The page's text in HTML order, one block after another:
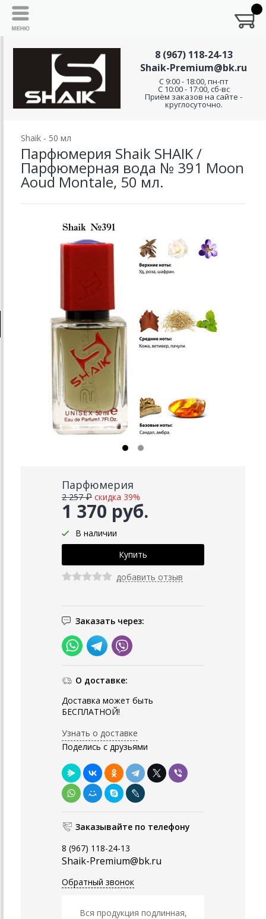
8 (967) 118-24-13
Shaik-Premium@bk.ru
C 9:00 - 18:00, пн-пт
С 10:00 - 17:00, сб-вс
Приём заказов на сайте -
круглосуточно.
Shaik - 50 мл
Парфюмерия Shaik SHAIK /
Парфюмерная вода № 391 Moon
Aoud Montale, 50 мл.
Парфюмерия
1 370 руб.
2 257 ₽ скидка 39%
В наличии
добавить отзыв
Заказать через:
О доставке:
Доставка может быть
БЕСПЛАТНОЙ!
Узнать о доставке
Поделись с друзьями
Заказывайте по телефону
8 (967) 118-24-13
Shaik-Premium@bk.ru
Обратный звонок
Вся продукция подлинная,